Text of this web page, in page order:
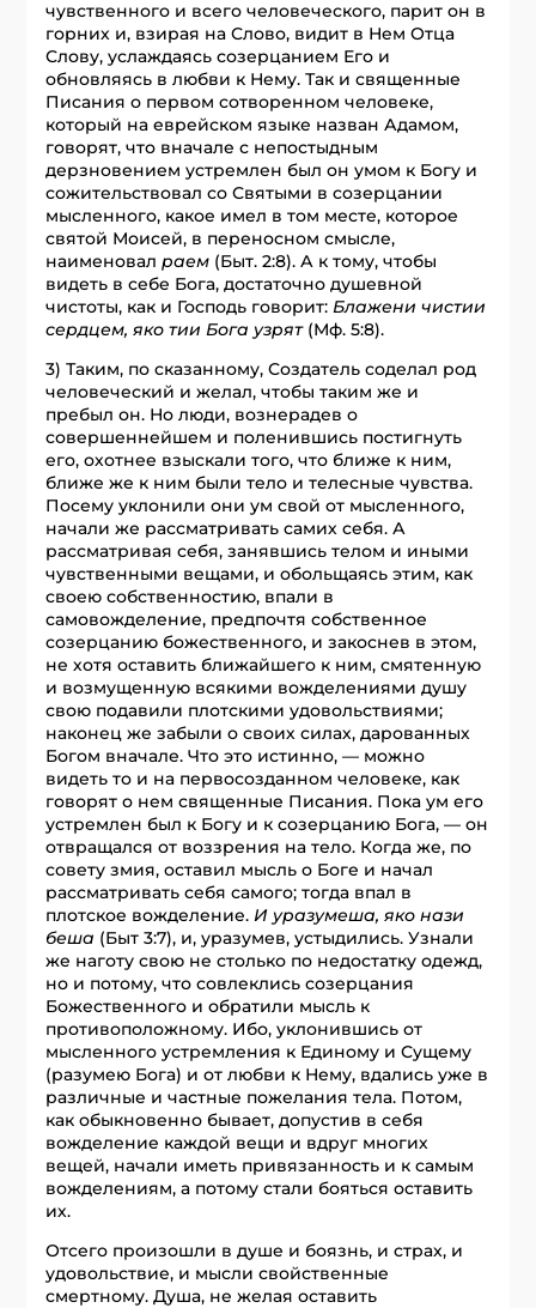
чувственного и всего человеческого, парит он в
горних и, взирая на Слово, видит в Нем Отца
Слову, услаждаясь созерцанием Его и
обновляясь в любви к Нему. Так и священные
Писания о первом сотворенном человеке,
который на еврейском языке назван Адамом,
говорят, что вначале с непостыдным
дерзновением устремлен был он умом к Богу и
сожительствовал со Святыми в созерцании
мысленного, какое имел в том месте, которое
святой Моисей, в переносном смысле,
наименовалраем (Быт. 2:8). А к тому, чтобы
видеть в себе Бога, достаточно душевной
чистоты, как и Господь говорит:Блажени чистии
сердцем, яко тии Бога узрят (Мф. 5:8).
3) Таким, по сказанному, Создатель соделал род
человеческий и желал, чтобы таким же и
пребыл он. Но люди, вознерадев о
совершеннейшем и поленившись постигнуть
его, охотнее взыскали того, что ближе к ним,
ближе же к ним были тело и телесные чувства.
Посему уклонили они ум свой от мысленного,
начали же рассматривать самих себя. А
рассматривая себя, занявшись телом и иными
чувственными вещами, и обольщаясь этим, как
своею собственностию, впали в
самовожделение, предпочтя собственное
созерцанию божественного, и закоснев в этом,
не хотя оставить ближайшего к ним, смятенную
и возмущенную всякими вожделениями душу
свою подавили плотскими удовольствиями;
наконец же забыли о своих силах, дарованных
Богом вначале. Что это истинно, — можно
видеть то и на первосозданном человеке, как
говорят о нем священные Писания. Пока ум его
устремлен был к Богу и к созерцанию Бога, — он
отвращался от воззрения на тело. Когда же, по
совету змия, оставил мысль о Боге и начал
рассматривать себя самого; тогда впал в
плотское вожделение.И уразумеша, яко нази
беша (Быт 3:7), и, уразумев, устыдились. Узнали
же наготу свою не столько по недостатку одежд,
но и потому, что совлеклись созерцания
Божественного и обратили мысль к
противоположному. Ибо, уклонившись от
мысленного устремления к Единому и Сущему
(разумею Бога) и от любви к Нему, вдались уже в
различные и частные пожелания тела. Потом,
как обыкновенно бывает, допустив в себя
вожделение каждой вещи и вдруг многих
вещей, начали иметь привязанность и к самым
вожделениям, а потому стали бояться оставить
их.
Отсего произошли в душе и боязнь, и страх, и
удовольствие, и мысли свойственные
смертному. Душа, не желая оставить